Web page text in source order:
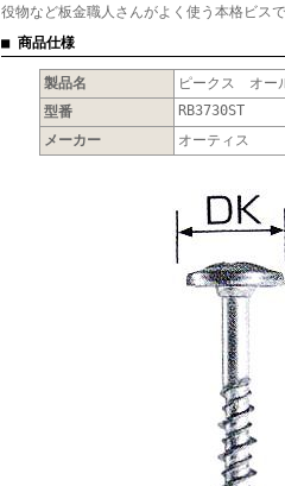
役物など板金職人さんがよく使う本格ビスで
■ 商品仕様
製品名
ピークス オー
型番
RB3730ST
メーカー
オーティス